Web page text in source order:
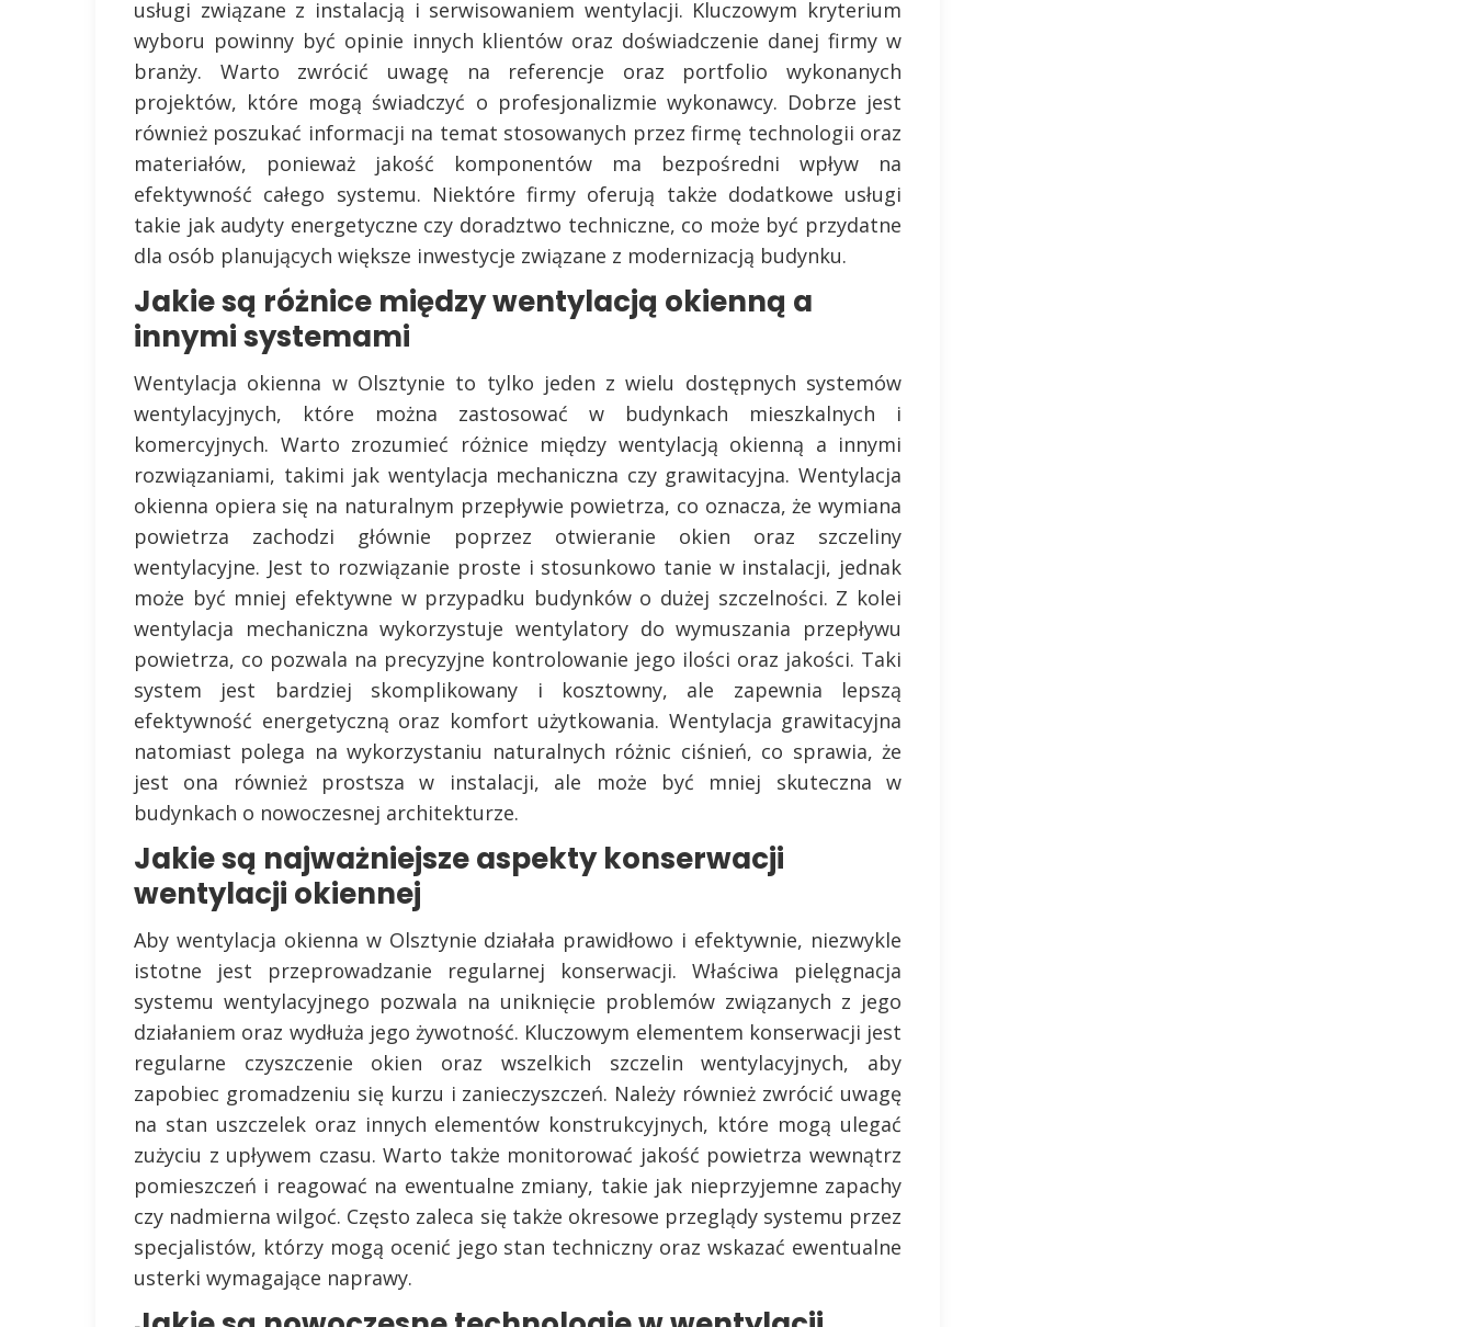
usługi związane z instalacją i serwisowaniem wentylacji. Kluczowym kryterium
wyboru powinny być opinie innych klientów oraz doświadczenie danej firmy w
branży. Warto zwrócić uwagę na referencje oraz portfolio wykonanych
projektów, które mogą świadczyć o profesjonalizmie wykonawcy. Dobrze jest
również poszukać informacji na temat stosowanych przez firmę technologii oraz
materiałów, ponieważ jakość komponentów ma bezpośredni wpływ na
efektywność całego systemu. Niektóre firmy oferują także dodatkowe usługi
takie jak audyty energetyczne czy doradztwo techniczne, co może być przydatne
dla osób planujących większe inwestycje związane z modernizacją budynku.
Jakie są różnice między wentylacją okienną a
innymi systemami
Wentylacja okienna w Olsztynie to tylko jeden z wielu dostępnych systemów
wentylacyjnych, które można zastosować w budynkach mieszkalnych i
komercyjnych. Warto zrozumieć różnice między wentylacją okienną a innymi
rozwiązaniami, takimi jak wentylacja mechaniczna czy grawitacyjna. Wentylacja
okienna opiera się na naturalnym przepływie powietrza, co oznacza, że wymiana
powietrza zachodzi głównie poprzez otwieranie okien oraz szczeliny
wentylacyjne. Jest to rozwiązanie proste i stosunkowo tanie w instalacji, jednak
może być mniej efektywne w przypadku budynków o dużej szczelności. Z kolei
wentylacja mechaniczna wykorzystuje wentylatory do wymuszania przepływu
powietrza, co pozwala na precyzyjne kontrolowanie jego ilości oraz jakości. Taki
system jest bardziej skomplikowany i kosztowny, ale zapewnia lepszą
efektywność energetyczną oraz komfort użytkowania. Wentylacja grawitacyjna
natomiast polega na wykorzystaniu naturalnych różnic ciśnień, co sprawia, że
jest ona również prostsza w instalacji, ale może być mniej skuteczna w
budynkach o nowoczesnej architekturze.
Jakie są najważniejsze aspekty konserwacji
wentylacji okiennej
Aby wentylacja okienna w Olsztynie działała prawidłowo i efektywnie, niezwykle
istotne jest przeprowadzanie regularnej konserwacji. Właściwa pielęgnacja
systemu wentylacyjnego pozwala na uniknięcie problemów związanych z jego
działaniem oraz wydłuża jego żywotność. Kluczowym elementem konserwacji jest
regularne czyszczenie okien oraz wszelkich szczelin wentylacyjnych, aby
zapobiec gromadzeniu się kurzu i zanieczyszczeń. Należy również zwrócić uwagę
na stan uszczelek oraz innych elementów konstrukcyjnych, które mogą ulegać
zużyciu z upływem czasu. Warto także monitorować jakość powietrza wewnątrz
pomieszczeń i reagować na ewentualne zmiany, takie jak nieprzyjemne zapachy
czy nadmierna wilgoć. Często zaleca się także okresowe przeglądy systemu przez
specjalistów, którzy mogą ocenić jego stan techniczny oraz wskazać ewentualne
usterki wymagające naprawy.